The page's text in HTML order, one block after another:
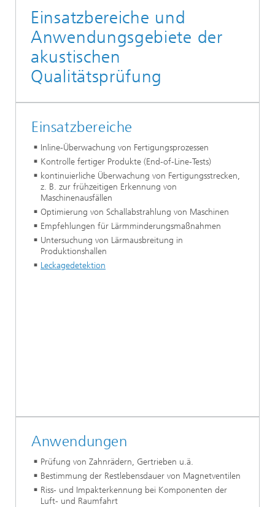
Einsatzbereiche und
Anwendungsgebiete der
akustischen
Qualitätsprüfung
Einsatzbereiche
Inline-Überwachung von Fertigungsprozessen
Kontrolle fertiger Produkte (End-of-Line-Tests)
kontinuierliche Überwachung von Fertigungsstrecken,
z. B. zur frühzeitigen Erkennung von
Maschinenausfällen
Optimierung von Schallabstrahlung von Maschinen
Empfehlungen für Lärmminderungsmaßnahmen
Untersuchung von Lärmausbreitung in
Produktionshallen
Leckagedetektion
Anwendungen
Prüfung von Zahnrädern, Gertrieben u.ä.
Bestimmung der Restlebensdauer von Magnetventilen
Riss- und Impakterkennung bei Komponenten der
Luft- und Raumfahrt